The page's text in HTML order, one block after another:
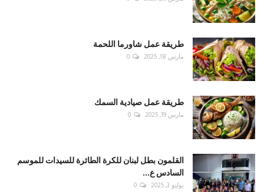
طريقة عمل شاورما اللحمة
مارس 18, 2025 0
طريقة عمل صيادية السمك
مارس 19, 2025 0
القلمون بطل لبنان للكرة الطائرة للسيدات للموسم
السادس ع...
يوليو 3, 2025 0